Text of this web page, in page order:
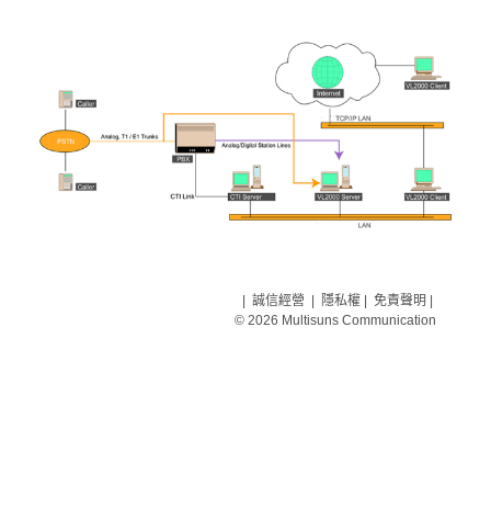
| 誠信經營 | 隱私權 | 免責聲明 |
© 2026 Multisuns Communication